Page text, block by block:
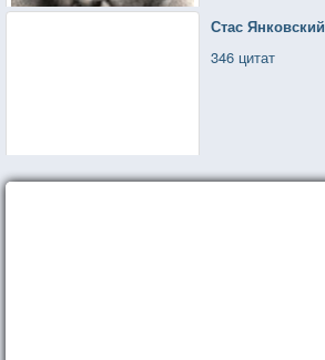
Стас Янковский
346 цитат